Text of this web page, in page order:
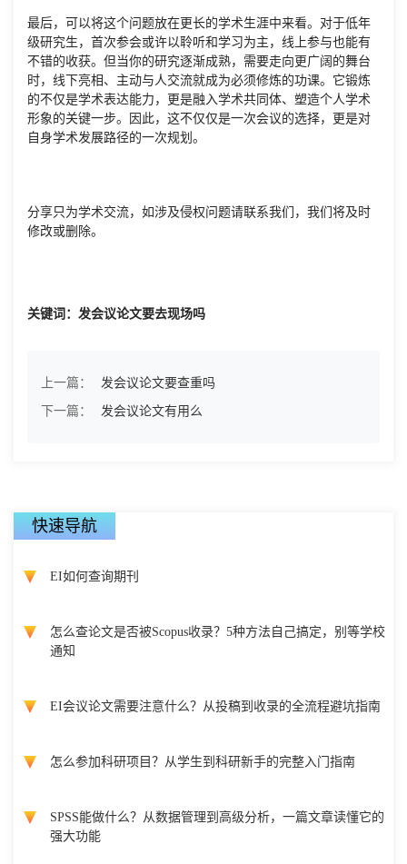
最后，可以将这个问题放在更长的学术生涯中来看。对于低年
级研究生，首次参会或许以聆听和学习为主，线上参与也能有
不错的收获。但当你的研究逐渐成熟，需要走向更广阔的舞台
时，线下亮相、主动与人交流就成为必须修炼的功课。它锻炼
的不仅是学术表达能力，更是融入学术共同体、塑造个人学术
形象的关键一步。因此，这不仅仅是一次会议的选择，更是对
自身学术发展路径的一次规划。
分享只为学术交流，如涉及侵权问题请联系我们，我们将及时
修改或删除。
关键词：发会议论文要去现场吗
上一篇：
发会议论文要查重吗
下一篇：
发会议论文有用么
快速导航
EI如何查询期刊
怎么查论文是否被Scopus收录？5种方法自己搞定，别等学校
通知
EI会议论文需要注意什么？从投稿到收录的全流程避坑指南
怎么参加科研项目？从学生到科研新手的完整入门指南
SPSS能做什么？从数据管理到高级分析，一篇文章读懂它的
强大功能